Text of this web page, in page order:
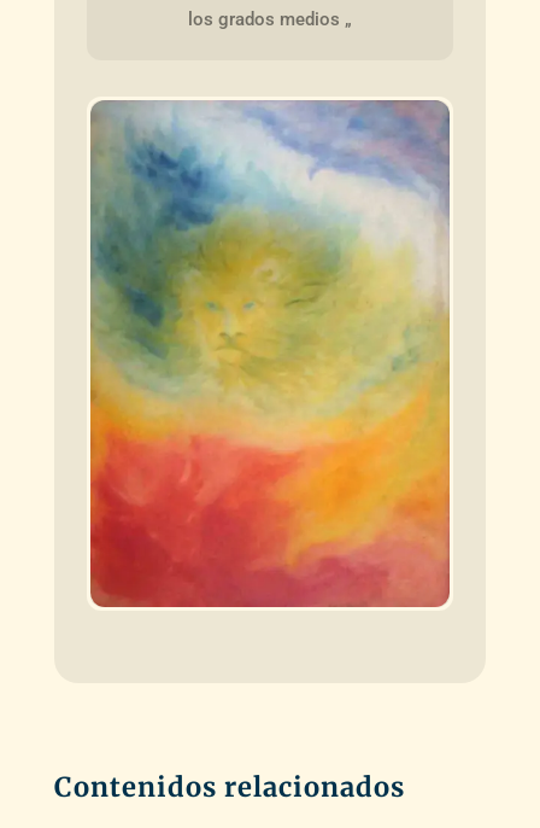
los grados medios „
Contenidos relacionados